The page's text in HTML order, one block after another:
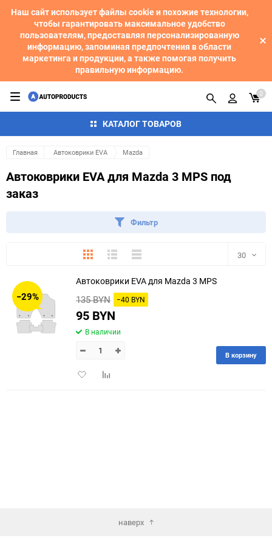
Наш сайт использует файлы cookie и похожие технологии,
чтобы гарантировать максимальное удобство
пользователям, предоставляя персонализированную
информацию, запоминая предпочтения в области
маркетинга и продукции, а также помогая получить
правильную информацию.
КАТАЛОГ ТОВАРОВ
0
Главная Автоковрики EVA Mazda
Автоковрики EVA для Mazda 3 MPS под
заказ
Фильтр
ПлиткаПодробноКомпактно 30
150
−29%
Автоковрики EVA для Mazda 3 MPS
135 BYN −40 BYN
95 BYN
В наличии
ДобавитьДобавить
В корзину
наверх